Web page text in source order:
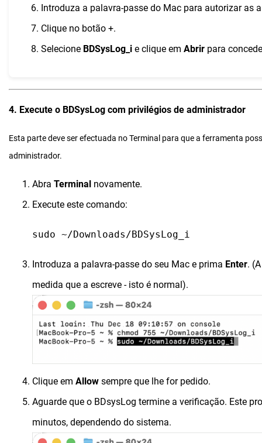
Introduza a palavra-passe do Mac para autorizar as
Clique no botão +.
Selecione BDSysLog_i e clique em Abrir para
4. Execute o BDSysLog com privilégios de administrador
Esta parte deve ser efectuada no Terminal para que a ferramenta
administrador.
Abra Terminal novamente.
Execute este comando:
sudo ~/Downloads/BDSysLog_i
Introduza a palavra-passe do seu Mac e prima Enter.
medida que a escreve - isto é normal).
Clique em Allow sempre que lhe for pedido.
Aguarde que o BDsysLog termine a verificação. Este
minutos, dependendo do sistema.